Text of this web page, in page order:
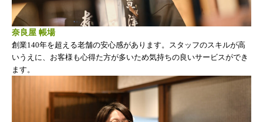
奈良屋 帳場
創業140年を超える老舗の安心感があります。スタッフのスキルが高
いうえに、お客様も心得た方が多いため気持ちの良いサービスができ
ます。